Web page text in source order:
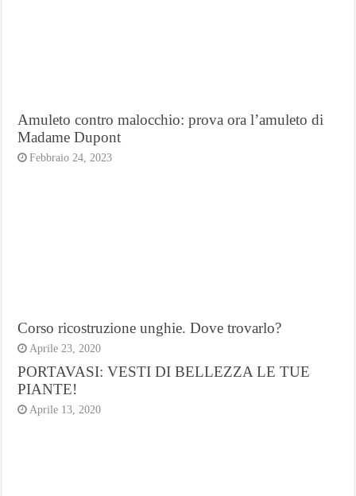
Amuleto contro malocchio: prova ora l’amuleto di
Madame Dupont
Febbraio 24, 2023
Corso ricostruzione unghie. Dove trovarlo?
Aprile 23, 2020
PORTAVASI: VESTI DI BELLEZZA LE TUE
PIANTE!
Aprile 13, 2020